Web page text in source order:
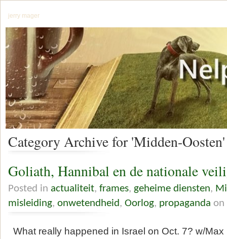
jerry mager
Category Archive for 'Midden-Oosten'
Goliath, Hannibal en de nationale
Posted in actualiteit, frames, geheime diensten,
misleiding, onwetendheid, Oorlog, propaganda on
What really happened in Israel on Oct. 7? w/